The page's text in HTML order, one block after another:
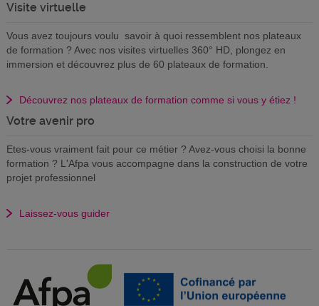
Visite virtuelle
Vous avez toujours voulu savoir à quoi ressemblent nos plateaux
de formation ? Avec nos visites virtuelles 360° HD, plongez en
immersion et découvrez plus de 60 plateaux de formation.
Découvrez nos plateaux de formation comme si vous y étiez !
Votre avenir pro
Etes-vous vraiment fait pour ce métier ? Avez-vous choisi la bonne
formation ? L'Afpa vous accompagne dans la construction de votre
projet professionnel
Laissez-vous guider